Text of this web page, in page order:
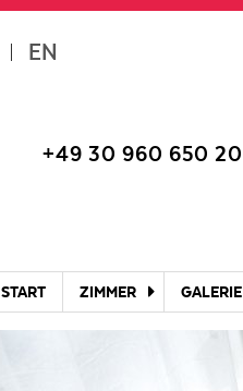
EN
+49 30 960 650 20
START ZIMMER GALERIE